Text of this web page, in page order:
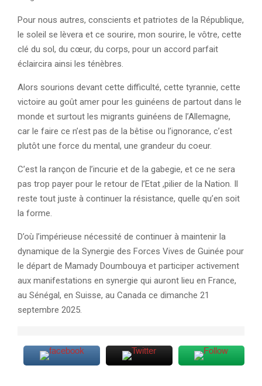
Pour nous autres, conscients et patriotes de la République,
le soleil se lèvera et ce sourire, mon sourire, le vôtre, cette
clé du sol, du cœur, du corps, pour un accord parfait
éclaircira ainsi les ténèbres.
Alors sourions devant cette difficulté, cette tyrannie, cette
victoire au goût amer pour les guinéens de partout dans le
monde et surtout les migrants guinéens de l’Allemagne,
car le faire ce n’est pas de la bêtise ou l’ignorance, c’est
plutôt une force du mental, une grandeur du coeur.
C’est la rançon de l’incurie et de la gabegie, et ce ne sera
pas trop payer pour le retour de l’Etat ,pilier de la Nation. Il
reste tout juste à continuer la résistance, quelle qu’en soit
la forme.
D’où l’impérieuse nécessité de continuer à maintenir la
dynamique de la Synergie des Forces Vives de Guinée pour
le départ de Mamady Doumbouya et participer activement
aux manifestations en synergie qui auront lieu en France,
au Sénégal, en Suisse, au Canada ce dimanche 21
septembre 2025.